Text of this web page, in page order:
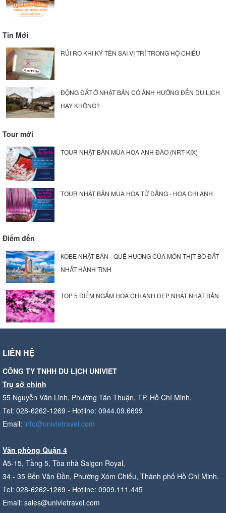
Tin Mới
RỦI RO KHI KÝ TÊN SAI VỊ TRÍ TRONG HỘ CHIẾU
ĐỘNG ĐẤT Ở NHẬT BẢN CÓ ẢNH HƯỞNG ĐẾN DU LỊCH
HAY KHÔNG?
Tour mới
TOUR NHẬT BẢN MÙA HOA ANH ĐÀO (NRT-KIX)
TOUR NHẬT BẢN MÙA HOA TỬ ĐẰNG - HOA CHI ANH
Điểm đến
KOBE NHẬT BẢN - QUÊ HƯƠNG CỦA MÓN THỊT BÒ ĐẮT
NHẤT HÀNH TINH
TOP 5 ĐIỂM NGẮM HOA CHI ANH ĐẸP NHẤT NHẬT BẢN
LIÊN HỆ
CÔNG TY TNHH DU LỊCH UNIVIET
Trụ sở chính
55 Nguyễn Văn Linh, Phường Tân Thuận, TP. Hồ Chí Minh.
Tel: 028-6262-1269 - Hotline: 0944.09.6699
Email: info@univietravel.com
Văn phòng Quận 4
A5-15, Tầng 5, Tòa nhà Saigon Royal,
34 - 35 Bến Vân Đồn, Phường Xóm Chiếu, Thành phố Hồ Chí Minh.
Tel: 028-6262-1269 - Hotline: 0909.111.445
Email: sales@univietravel.com